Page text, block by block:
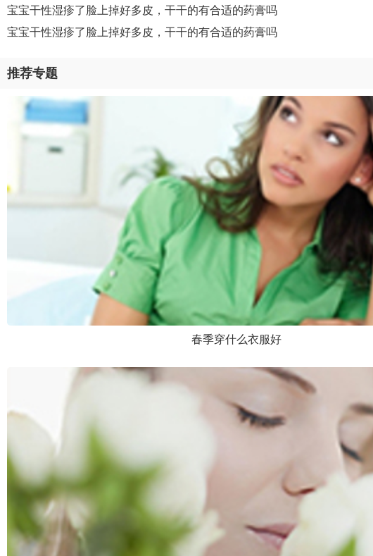
宝宝干性湿疹了脸上掉好多皮，干干的有合适的药膏吗
宝宝干性湿疹了脸上掉好多皮，干干的有合适的药膏吗
推荐专题
春季穿什么衣服好